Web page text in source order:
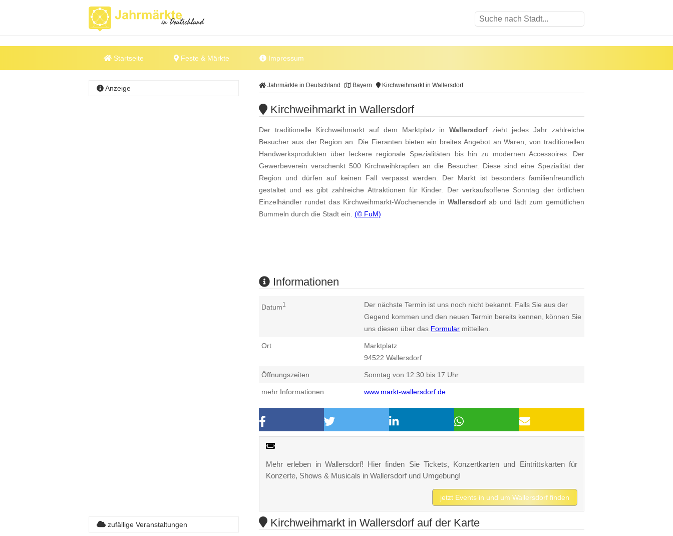
Startseite Feste & Märkte Impressum
Jahrmärkte in Deutschland Bayern Kirchweihmarkt in Wallersdorf
Kirchweihmarkt in Wallersdorf
Der traditionelle Kirchweihmarkt auf dem Marktplatz inWallersdorf zieht jedes Jahr zahlreiche
Besucher aus der Region an. Die Fieranten bieten ein breites Angebot an Waren, von traditionellen
Handwerksprodukten über leckere regionale Spezialitäten bis hin zu modernen Accessoires. Der
Gewerbeverein verschenkt 500 Kirchweihkrapfen an die Besucher. Diese sind eine Spezialität der
Region und dürfen auf keinen Fall verpasst werden. Der Markt ist besonders familienfreundlich
gestaltet und es gibt zahlreiche Attraktionen für Kinder. Der verkaufsoffene Sonntag der örtlichen
Einzelhändler rundet das Kirchweihmarkt-Wochenende in Wallersdorfab und lädt zum gemütlichen
Bummeln durch die Stadt ein. (© FuM)
Informationen
Datum1
Der nächste Termin ist uns noch nicht bekannt. Falls Sie aus der
Gegend kommen und den neuen Termin bereits kennen, können Sie
uns diesen über das Formular mitteilen.
Ort
Marktplatz
94522 Wallersdorf
Öffnungszeiten Sonntag von 12:30 bis 17 Uhr
mehr Informationen www.markt-wallersdorf.de
Mehr erleben in Wallersdorf! Hier finden Sie Tickets, Konzertkarten und Eintrittskarten für
Konzerte, Shows & Musicals in Wallersdorf und Umgebung!
jetzt Events in und um Wallersdorf finden
Anzeige
Kirchweihmarkt in Wallersdorf auf der Karte
zufällige Veranstaltungen